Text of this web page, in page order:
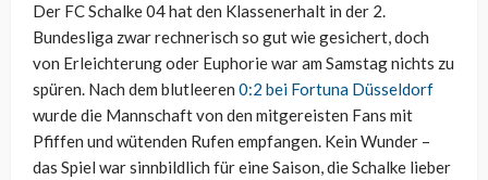
Der FC Schalke 04 hat den Klassenerhalt in der 2.
Bundesliga zwar rechnerisch so gut wie gesichert, doch
von Erleichterung oder Euphorie war am Samstag nichts zu
spüren. Nach dem blutleeren 0:2 bei Fortuna Düsseldorf
wurde die Mannschaft von den mitgereisten Fans mit
Pfiffen und wütenden Rufen empfangen. Kein Wunder –
das Spiel war sinnbildlich für eine Saison, die Schalke lieber